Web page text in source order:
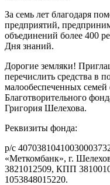
За семь лет благодаря
предприятий,
объединений более 400
Дня знаний.
Дорогие земляки!
перечислить средства в
малообеспеченных семей
Благотворительного
Григория Шелехова.
Реквизиты фонда:
р/с
«Меткомбанк», г.
3821012509, КПП
1053848015220.